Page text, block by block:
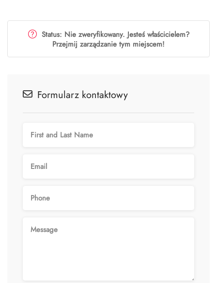
Status: Nie zweryfikowany. Jesteś właścicielem?
Przejmij zarządzanie tym miejscem!
Formularz kontaktowy